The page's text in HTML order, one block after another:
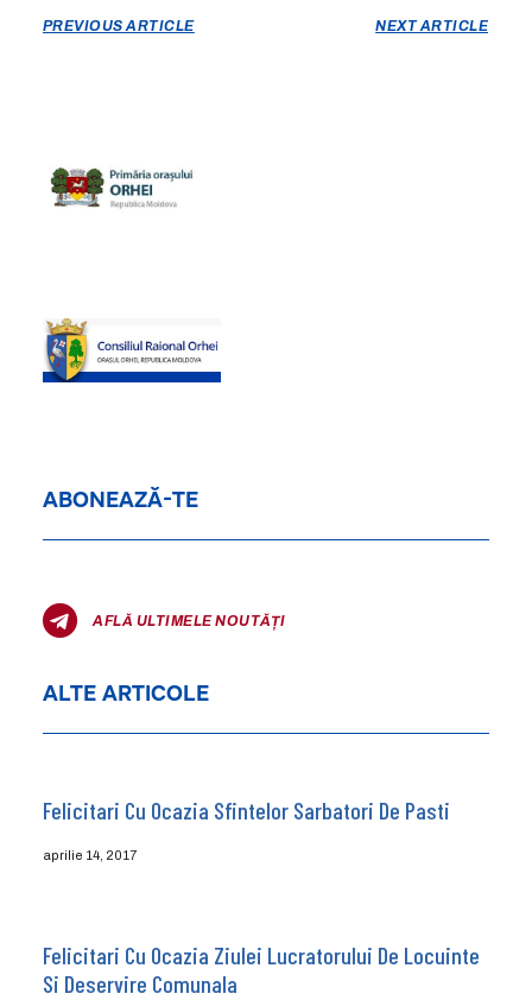
PREVIOUS ARTICLE NEXT ARTICLE
ABONEAZĂ-TE
AFLĂ ULTIMELE NOUTĂȚI
ALTE ARTICOLE
Felicitari Cu Ocazia Sfintelor Sarbatori De Pasti
aprilie 14, 2017
Felicitari Cu Ocazia Ziulei Lucratorului De Locuinte
Si Deservire Comunala